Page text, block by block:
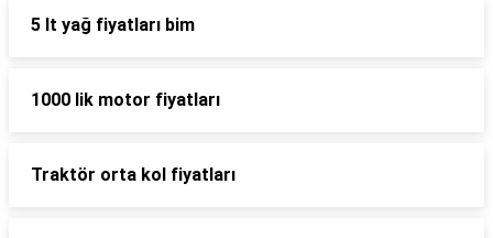
5 lt yağ fiyatları bim
1000 lik motor fiyatları
Traktör orta kol fiyatları